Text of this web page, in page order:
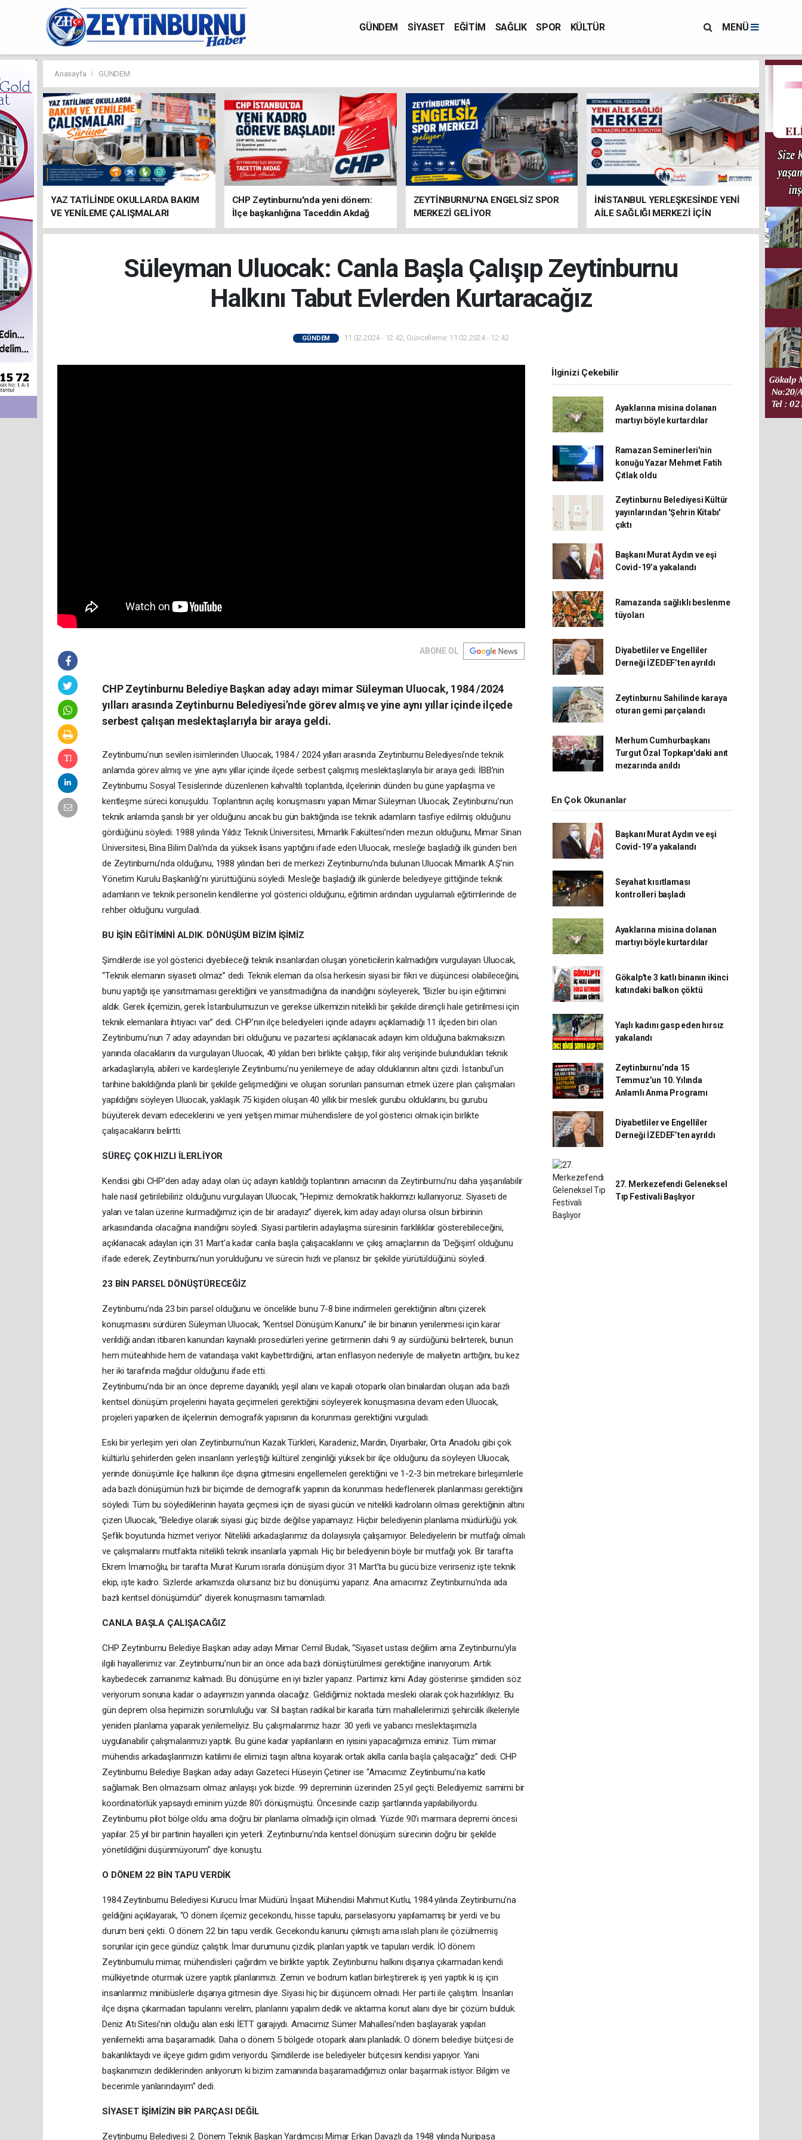
GÜNDEM SİYASET EĞİTİM SAĞLIK SPOR KÜLTÜR MENÜ
Anasayfa GÜNDEM
YAZ TATİLİNDE OKULLARDA BAKIM
VE YENİLEME ÇALIŞMALARI
SÜRÜYOR
CHP Zeytinburnu'nda yeni dönem:
İlçe başkanlığına Taceddin Akdağ
atandı
ZEYTİNBURNU’NA ENGELSİZ SPOR
MERKEZİ GELİYOR
İNİSTANBUL YERLEŞKESİNDE YENİ
AİLE SAĞLIĞI MERKEZİ İÇİN
HAZIRLIKLAR SÜRÜYOR
Süleyman Uluocak: Canla Başla Çalışıp Zeytinburnu
Halkını Tabut Evlerden Kurtaracağız
GÜNDEM 11.02.2024 - 12:42, Güncelleme: 11.02.2024 - 12:42
ABONE OL
CHP Zeytinburnu Belediye Başkan aday adayı mimar Süleyman Uluocak, 1984 /2024
yılları arasında Zeytinburnu Belediyesi’nde görev almış ve yine aynı yıllar içinde ilçede
serbest çalışan meslektaşlarıyla bir araya geldi.
Zeytinburnu’nun sevilen isimlerinden Uluocak, 1984 / 2024 yılları arasında Zeytinburnu Belediyesi’nde teknik
anlamda görev almış ve yine aynı yıllar içinde ilçede serbest çalışmış meslektaşlarıyla bir araya gedi. İBB’nin
Zeytinburnu Sosyal Tesislerinde düzenlenen kahvaltılı toplantıda, ilçelerinin dünden bu güne yapılaşma ve
kentleşme süreci konuşuldu. Toplantının açılış konuşmasını yapan Mimar Süleyman Uluocak, Zeytinburnu’nun
teknik anlamda şanslı bir yer olduğunu ancak bu gün baktığında ise teknik adamların tasfiye edilmiş olduğunu
gördüğünü söyledi. 1988 yılında Yıldız Teknik Üniversitesi, Mimarlık Fakültesi’nden mezun olduğunu, Mimar Sinan
Üniversitesi, Bina Bilim Dalı’nda da yüksek lisans yaptığını ifade eden Uluocak, mesleğe başladığı ilk günden beri
de Zeytinburnu’nda olduğunu, 1988 yılından beri de merkezi Zeytinburnu’nda bulunan Uluocak Mimarlık A.Ş’nin
Yönetim Kurulu Başkanlığı’nı yürüttüğünü söyledi. Mesleğe başladığı ilk günlerde belediyeye gittiğinde teknik
adamların ve teknik personelin kendilerine yol gösterici olduğunu, eğitimin ardından uygulamalı eğitimlerinde de
rehber olduğunu vurguladı.
BU İŞİN EĞİTİMİNİ ALDIK. DÖNÜŞÜM BİZİM İŞİMİZ
Şimdilerde ise yol gösterici diyebileceği teknik insanlardan oluşan yöneticilerin kalmadığını vurgulayan Uluocak,
“Teknik elemanın siyaseti olmaz” dedi. Teknik eleman da olsa herkesin siyasi bir fikri ve düşüncesi olabileceğini,
bunu yaptığı işe yansıtmaması gerektiğini ve yansıtmadığına da inandığını söyleyerek, “Bizler bu işin eğitimini
aldık. Gerek ilçemizin, gerek İstanbulumuzun ve gerekse ülkemizin nitelikli bir şekilde dirençli hale getirilmesi için
teknik elemanlara ihtiyacı var” dedi. CHP’nın ilçe belediyeleri içinde adayını açıklamadığı 11 ilçeden biri olan
Zeytinburnu’nun 7 aday adayından biri olduğunu ve pazartesi açıklanacak adayın kim olduğuna bakmaksızın
yanında olacaklarını da vurgulayan Uluocak, 40 yıldan beri birlikte çalışıp, fikir alış verişinde bulundukları teknik
arkadaşlarıyla, abileri ve kardeşleriyle Zeytinburnu’nu yenilemeye de aday olduklarının altını çizdi. İstanbul'un
tarihine bakıldığında planlı bir şekilde gelişmediğini ve oluşan sorunları pansuman etmek üzere plan çalışmaları
yapıldığını söyleyen Uluocak, yaklaşık 75 kişiden oluşan 40 yıllık bir meslek gurubu olduklarını, bu gurubu
büyüterek devam edeceklerini ve yeni yetişen mimar mühendislere de yol gösterici olmak için birlikte
çalışacaklarını belirtti.
SÜREÇ ÇOK HIZLI İLERLİYOR
Kendisi gibi CHP’den aday adayı olan üç adayın katıldığı toplantının amacının da Zeytinburnu’nu daha yaşanılabilir
hale nasıl getirilebiliriz olduğunu vurgulayan Uluocak, “Hepimiz demokratik hakkımızı kullanıyoruz. Siyaseti de
yalan ve talan üzerine kurmadığımız için de bir aradayız” diyerek, kim aday adayı olursa olsun birbirinin
arkasındanda olacağına inandığını söyledi. Siyasi partilerin adaylaşma süresinin farklılıklar gösterebileceğini,
açıklanacak adayları için 31 Mart’a kadar canla başla çalışacaklarını ve çıkış amaçlarının da ‘Değişim’ olduğunu
ifade ederek, Zeytinburnu’nun yorulduğunu ve sürecin hızlı ve plansız bir şekilde yürütüldüğünü söyledi.
23 BİN PARSEL DÖNÜŞTÜRECEĞİZ
Zeytinburnu’nda 23 bin parsel olduğunu ve öncelikle bunu 7-8 bine indirmeleri gerektiğinin altını çizerek
konuşmasını sürdüren Süleyman Uluocak, “Kentsel Dönüşüm Kanunu” ile bir binanın yenilenmesi için karar
verildiği andan itibaren kanundan kaynaklı prosedürleri yerine getirmenin dahi 9 ay sürdüğünü belirterek, bunun
hem müteahhide hem de vatandaşa vakit kaybettirdiğini, artan enflasyon nedeniyle de maliyetin arttığını, bu kez
her iki tarafında mağdur olduğunu ifade etti.
Zeytinburnu’nda bir an önce depreme dayanıklı, yeşil alanı ve kapalı otoparkı olan binalardan oluşan ada bazlı
kentsel dönüşüm projelerini hayata geçirmeleri gerektiğini söyleyerek konuşmasına devam eden Uluocak,
projeleri yaparken de ilçelerinin demografik yapısının da korunması gerektiğini vurguladı.
Eski bir yerleşim yeri olan Zeytinburnu’nun Kazak Türkleri, Karadeniz, Mardin, Diyarbakır, Orta Anadolu gibi çok
kültürlü şehirlerden gelen insanların yerleştiği kültürel zenginliği yüksek bir ilçe olduğunu da söyleyen Uluocak,
yerinde dönüşümle ilçe halkının ilçe dışına gitmesini engellemeleri gerektiğini ve 1-2-3 bin metrekare birleşimlerle
ada bazlı dönüşümün hızlı bir biçimde de demografik yapının da korunması hedeflenerek planlanması gerektiğini
söyledi. Tüm bu söylediklerinin hayata geçmesi için de siyasi gücün ve nitelikli kadroların olması gerektiğinin altını
çizen Uluocak, “Belediye olarak siyasi güç bizde değilse yapamayız. Hiçbir belediyenin planlama müdürlüğü yok.
Şeflik boyutunda hizmet veriyor. Nitelikli arkadaşlarımız da dolayısıyla çalışamıyor. Belediyelerin bir mutfağı olmalı
ve çalışmalarını mutfakta nitelikli teknik insanlarla yapmalı. Hiç bir belediyenin böyle bir mutfağı yok. Bir tarafta
Ekrem İmamoğlu, bir tarafta Murat Kurum ısrarla dönüşüm diyor. 31 Mart’ta bu gücü bize verirseniz işte teknik
ekip, işte kadro. Sizlerde arkamızda olursanız biz bu dönüşümü yaparız. Ana amacımız Zeytinburnu’nda ada
bazlı kentsel dönüşümdür” diyerek konuşmasını tamamladı.
CANLA BAŞLA ÇALIŞACAĞIZ
CHP Zeytinburnu Belediye Başkan aday adayı Mimar Cemil Budak, “Siyaset ustası değilim ama Zeytinburnu’yla
ilgili hayallerimiz var. Zeytinburnu’nun bir an önce ada bazlı dönüştürülmesi gerektiğine inanıyorum. Artık
kaybedecek zamanımız kalmadı. Bu dönüşüme en iyi bizler yaparız. Partimiz kimi Aday gösterirse şimdiden söz
veriyorum sonuna kadar o adayımızın yanında olacağız. Geldiğimiz noktada mesleki olarak çok hazırlıklıyız. Bu
gün deprem olsa hepimizin sorumluluğu var. Sil baştan radikal bir kararla tüm mahallelerimizi şehircilik ilkeleriyle
yeniden planlama yaparak yenilemeliyiz. Bu çalışmalarımız hazır. 30 yerli ve yabancı meslektaşımızla
uygulanabilir çalışmalarımızı yaptık. Bu güne kadar yapılanların en iyisini yapacağımıza eminiz. Tüm mimar
mühendis arkadaşlarımızın katılımı ile elimizi taşın altına koyarak ortak akılla canla başla çalışacağız” dedi. CHP
Zeytinburnu Belediye Başkan aday adayı Gazeteci Hüseyin Çetiner ise “Amacımız Zeytinburnu’na katkı
sağlamak. Ben olmazsam olmaz anlayışı yok bizde. 99 depreminin üzerinden 25 yıl geçti. Belediyemiz samimi bir
koordinatörlük yapsaydı eminim yüzde 80’i dönüşmüştü. Öncesinde cazip şartlarında yapılabiliyordu.
Zeytinburnu pilot bölge oldu ama doğru bir planlama olmadığı için olmadı. Yüzde 90’ı marmara depremi öncesi
yapılar. 25 yıl bir partinin hayalleri için yeterli. Zeytinburnu’nda kentsel dönüşüm sürecinin doğru bir şekilde
yönetildiğini düşünmüyorum” diye konuştu.
O DÖNEM 22 BİN TAPU VERDİK
1984 Zeytinburnu Belediyesi Kurucu İmar Müdürü İnşaat Mühendisi Mahmut Kutlu, 1984 yılında Zeytinburnu’na
geldiğini açıklayarak, “O dönem ilçemiz gecekondu, hisse tapulu, parselasyonu yapılamamış bir yerdi ve bu
durum beni çekti. O dönem 22 bin tapu verdik. Gecekondu kanunu çıkmıştı ama ıslah planı ile çözülmemiş
sorunlar için gece gündüz çalıştık. İmar durumunu çizdik, planları yaptık ve tapuları verdik. İO dönem
Zeytinburnulu mimar, mühendisleri çağırdım ve birlikte yaptık. Zeytinburnu halkını dışarıya çıkarmadan kendi
mülkiyetinde oturmak üzere yaptık planlarımızı. Zemin ve bodrum katları birleştirerek iş yeri yaptık ki iş için
insanlarımız minibüslerle dışarıya gitmesin diye. Siyasi hiç bir düşüncem olmadı. Her parti ile çalıştım. İnsanları
ilçe dışına çıkarmadan tapularını verelim, planlarını yapalım dedik ve aktarma konut alanı diye bir çözüm bulduk.
Deniz Atı Sitesi’nin olduğu alan eski İETT garajıydı. Amacımız Sümer Mahallesi’nden başlayarak yapıları
yenilemekti ama başaramadık. Daha o dönem 5 bölgede otopark alanı planladık. O dönem belediye bütçesi de
bakanlıktaydı ve ilçeye gıdım gıdım veriyordu. Şimdilerde ise belediyeler bütçesini kendisi yapıyor. Yani
başkanımızın dediklerinden anlıyorum ki bizim zamanında başaramadığımızı onlar başarmak istiyor. Bilgim ve
becerimle yanlarındayım” dedi.
SİYASET İŞİMİZİN BİR PARÇASI DEĞİL
Zeytinburnu Belediyesi 2. Dönem Teknik Başkan Yardımcısı Mimar Erkan Davazlı da 1948 yılında Nuripaşa
İlginizi Çekebilir
Ayaklarına misina dolanan
martıyı böyle kurtardılar
Ramazan Seminerleri'nin
konuğu Yazar Mehmet Fatih
Çıtlak oldu
Zeytinburnu Belediyesi Kültür
yayınlarından 'Şehrin Kitabı'
çıktı
Başkanı Murat Aydın ve eşi
Covid-19’a yakalandı
Ramazanda sağlıklı beslenme
tüyoları
Diyabetliler ve Engelliler
Derneği İZEDEF’ten ayrıldı
Zeytinburnu Sahilinde karaya
oturan gemi parçalandı
Merhum Cumhurbaşkanı
Turgut Özal Topkapı'daki anıt
mezarında anıldı
En Çok Okunanlar
Başkanı Murat Aydın ve eşi
Covid-19’a yakalandı
Seyahat kısıtlaması
kontrolleri başladı
Ayaklarına misina dolanan
martıyı böyle kurtardılar
Gökalp'te 3 katlı binanın ikinci
katındaki balkon çöktü
Yaşlı kadını gasp eden hırsız
yakalandı
Zeytinburnu’nda 15
Temmuz’un 10. Yılında
Anlamlı Anma Programı
Diyabetliler ve Engelliler
Derneği İZEDEF’ten ayrıldı
27. Merkezefendi Geleneksel
Tıp Festivali Başlıyor